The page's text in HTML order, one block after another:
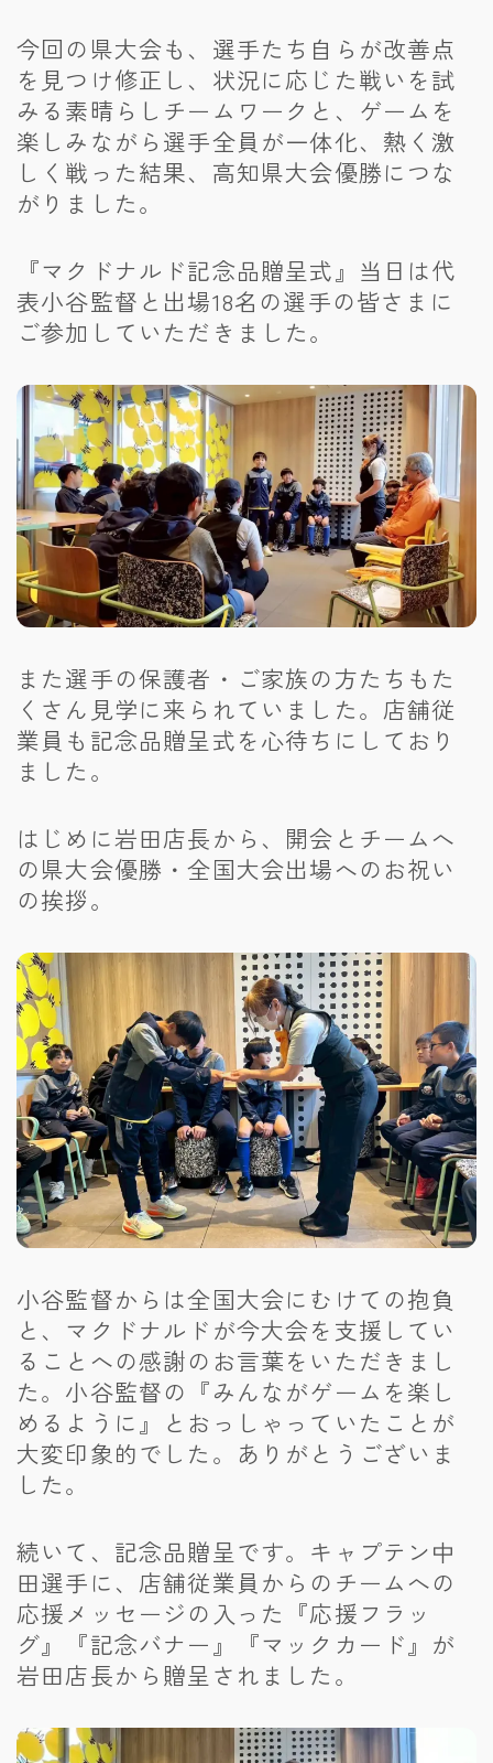
今回の県大会も、選手たち自らが改善点
を見つけ修正し、状況に応じた戦いを試
みる素晴らしチームワークと、ゲームを
楽しみながら選手全員が一体化、熱く激
しく戦った結果、高知県大会優勝につな
がりました。
『マクドナルド記念品贈呈式』当日は代
表小谷監督と出場18名の選手の皆さまに
ご参加していただきました。
また選手の保護者・ご家族の方たちもた
くさん見学に来られていました。店舗従
業員も記念品贈呈式を心待ちにしており
ました。
はじめに岩田店長から、開会とチームへ
の県大会優勝・全国大会出場へのお祝い
の挨拶。
小谷監督からは全国大会にむけての抱負
と、マクドナルドが今大会を支援してい
ることへの感謝のお言葉をいただきまし
た。小谷監督の『みんながゲームを楽し
めるように』とおっしゃっていたことが
大変印象的でした。ありがとうございま
した。
続いて、記念品贈呈です。キャプテン中
田選手に、店舗従業員からのチームへの
応援メッセージの入った『応援フラッ
グ』『記念バナー』『マックカード』が
岩田店長から贈呈されました。